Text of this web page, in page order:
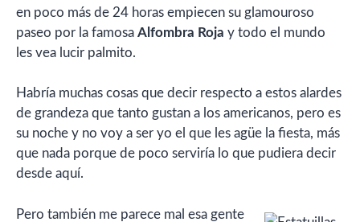
en poco más de 24 horas empiecen su glamouroso
paseo por la famosa Alfombra Roja y todo el mundo
les vea lucir palmito.
Habría muchas cosas que decir respecto a estos alardes
de grandeza que tanto gustan a los americanos, pero es
su noche y no voy a ser yo el que les agüe la fiesta, más
que nada porque de poco serviría lo que pudiera decir
desde aquí.
Pero también me parece mal esa gente